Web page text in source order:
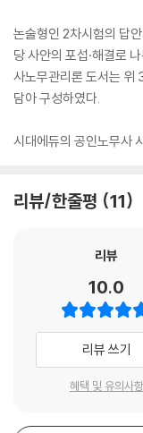
논술형인 2차시험의 답
당 사안의 포섭·해결로
사노무관리론 도서는 위
담아 구성하였다.
시대에듀의 공인노무사
리뷰/한줄평 11
리뷰
10.0
리뷰 쓰기
혜택 및 유의사항